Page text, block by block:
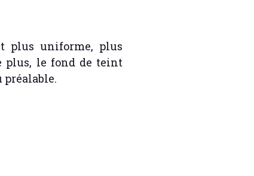
plus uniforme, plus
plus, le fond de teint
préalable.